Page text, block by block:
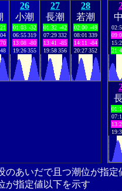
26
小潮
01:03 -32
06:55319
13:08 -80
19:26355
27
長潮
01:32 -42
07:29332
13:41 -85
19:58356
28
若潮
02:00 -49
08:01 339
14:11 -84
20:27352
のあいだで且つ潮位が指
が指定値以下を示す